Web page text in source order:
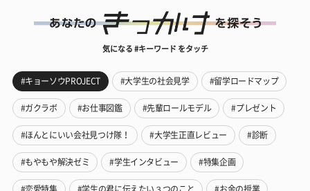
気になる #キーワード をタッチ
#キョーソウPROJECT #大学生の社会見学 #留学ロードマップ
#ガクラボ #お仕事図鑑 #先輩ロールモデル #プレゼント
#ほんとにいい会社見つけ隊！ #大学生正直レビュー #診断
#もやもや解決ゼミ #学生インタビュー #特集企画
#恋愛特集 #学生の君に伝えたい３つのこと #お金の授業